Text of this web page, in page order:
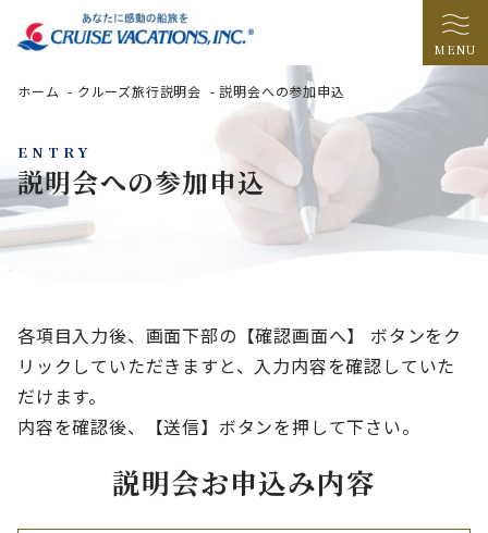
MENU
ENTRY
説明会への参加申込
ホーム - クルーズ旅行説明会 -説明会への参加申込
各項目入力後、画面下部の【確認画面へ】 ボタンをク
リックしていただきますと、入力内容を確認していた
だけます。
内容を確認後、【送信】ボタンを押して下さい。
説明会お申込み内容